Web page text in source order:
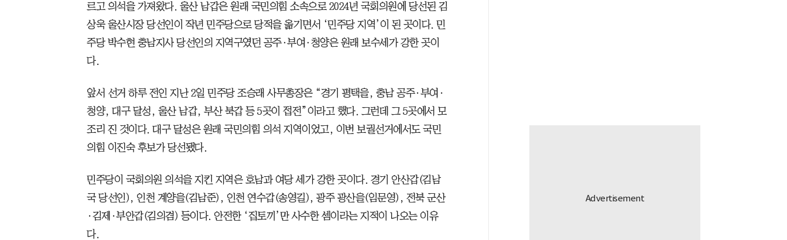
르고 의석을 가져왔다. 울산 남갑은 원래 국민의힘 소속으로 2024년 국회의원에 당선된 김
상욱 울산시장 당선인이 작년 민주당으로 당적을 옮기면서 ‘민주당 지역’이 된 곳이다. 민
주당 박수현 충남지사 당선인의 지역구였던 공주·부여·청양은 원래 보수세가 강한 곳이
다.
앞서 선거 하루 전인 지난 2일 민주당 조승래 사무총장은 “경기 평택을, 충남 공주·부여·
청양, 대구 달성, 울산 남갑, 부산 북갑 등 5곳이 접전”이라고 했다. 그런데 그 5곳에서 모
조리 진 것이다. 대구 달성은 원래 국민의힘 의석 지역이었고, 이번 보궐선거에서도 국민
의힘 이진숙 후보가 당선됐다.
민주당이 국회의원 의석을 지킨 지역은 호남과 여당 세가 강한 곳이다. 경기 안산갑(김남
국 당선인), 인천 계양을(김남준), 인천 연수갑(송영길), 광주 광산을(임문영), 전북 군산
·김제·부안갑(김의겸) 등이다. 안전한 ‘집토끼’만 사수한 셈이라는 지적이 나오는 이유
다.